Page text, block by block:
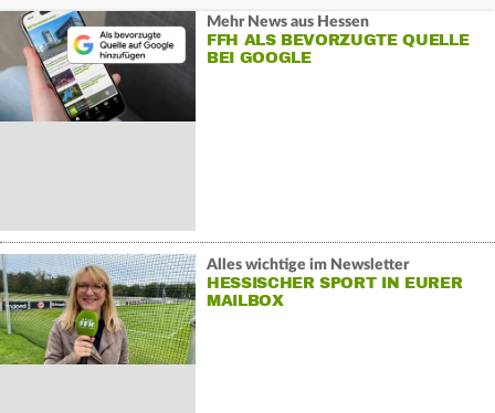
Mehr News aus Hessen
FFH ALS BEVORZUGTE QUELLE
BEI GOOGLE
Alles wichtige im Newsletter
HESSISCHER SPORT IN EURER
MAILBOX